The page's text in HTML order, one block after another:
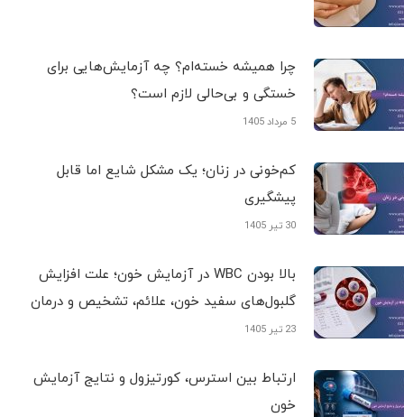
چرا همیشه خسته‌ام؟ چه آزمایش‌هایی برای
خستگی و بی‌حالی لازم است؟
5 مرداد 1405
کم‌خونی در زنان؛ یک مشکل شایع اما قابل
پیشگیری
30 تیر 1405
بالا بودن WBC در آزمایش خون؛ علت افزایش
گلبول‌های سفید خون، علائم، تشخیص و درمان
23 تیر 1405
ارتباط بین استرس، کورتیزول و نتایج آزمایش
خون